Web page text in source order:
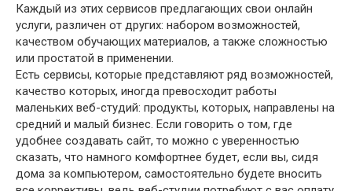
Каждый из этих сервисов предлагающих свои онлайн
услуги, различен от других: набором возможностей,
качеством обучающих материалов, а также сложностью
или простатой в применении.
Есть сервисы, которые представляют ряд возможностей,
качество которых, иногда превосходит работы
маленьких веб-студий: продукты, которых, направлены на
средний и малый бизнес. Если говорить о том, где
удобнее создавать сайт, то можно с уверенностью
сказать, что намного комфортнее будет, если вы, сидя
дома за компьютером, самостоятельно будете вносить